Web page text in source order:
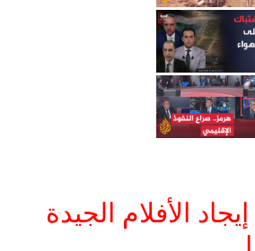
الأفلام الجيدة